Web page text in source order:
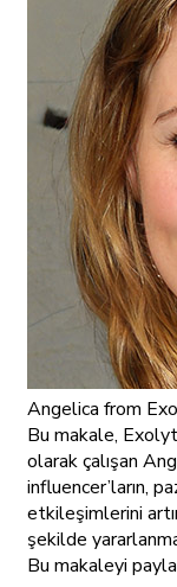
Angelica from
Bu makale,
olarak çalışan
influencer’ların,
etkileşimlerini
şekilde
Bu makaleyi